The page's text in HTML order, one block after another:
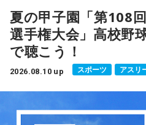
戦争をテーマとした今作を見て
の映画を作り続けることは必要
思いを語る。それを受けて西川
ない”じゃないですか。知らな
いるふりをして描くおこがまし
夏の甲子園「第108
選手権大会」高校
で聴こう！
2026.08.10 up スポーツ アスリ